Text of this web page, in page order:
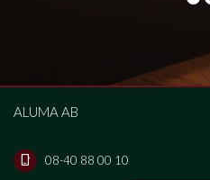
ALUMA AB
phone_iphone 08-40 88 00 10